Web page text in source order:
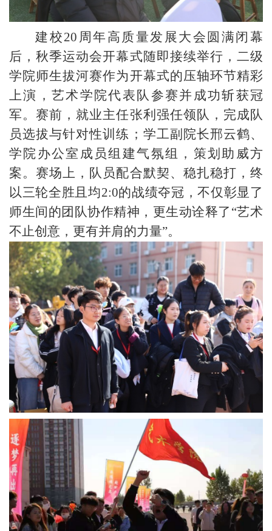
建校20周年高质量发展大会圆满闭幕
后，秋季运动会开幕式随即接续举行，二级
学院师生拔河赛作为开幕式的压轴环节精彩
上演，艺术学院代表队参赛并成功斩获冠
军。赛前，就业主任张利强任领队，完成队
员选拔与针对性训练；学工副院长邢云鹤、
学院办公室成员组建气氛组，策划助威方
案。赛场上，队员配合默契、稳扎稳打，终
以三轮全胜且均2:0的战绩夺冠，不仅彰显了
师生间的团队协作精神，更生动诠释了“艺术
不止创意，更有并肩的力量”。